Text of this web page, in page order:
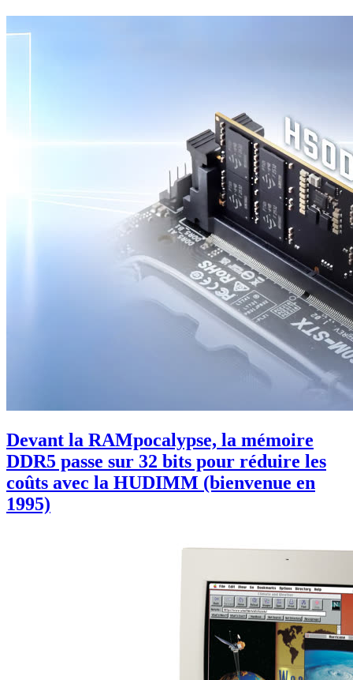
Devant la RAMpocalypse, la mémoire
DDR5 passe sur 32 bits pour réduire les
coûts avec la HUDIMM (bienvenue en
1995)